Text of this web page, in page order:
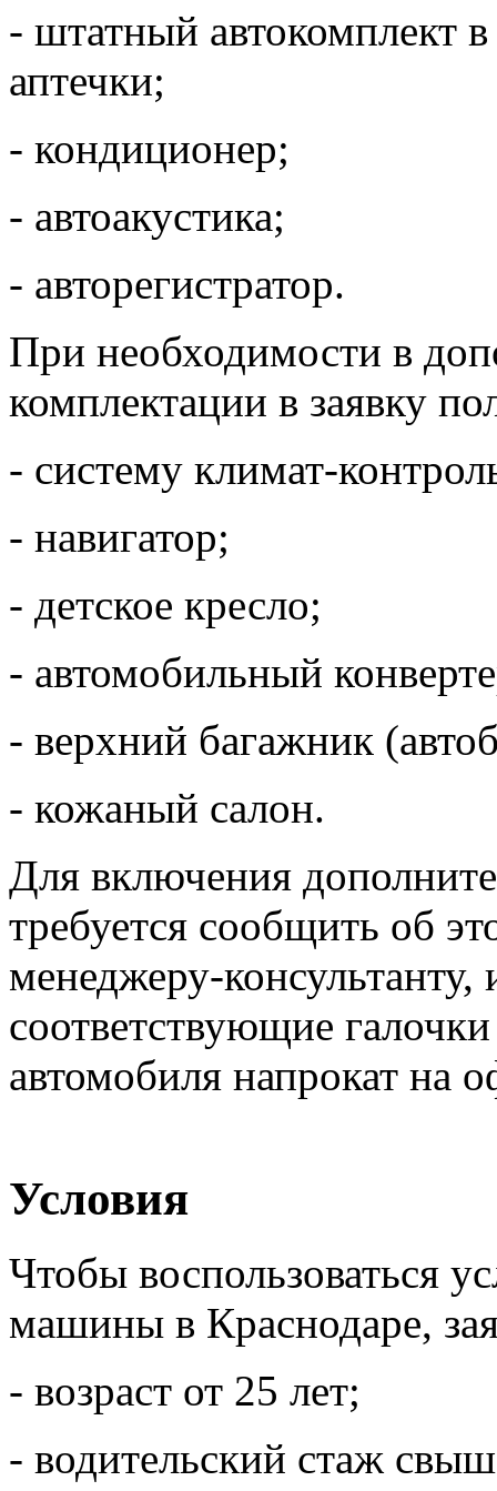
- штатный автокомплект
аптечки;
- кондиционер;
- автоакустика;
- авторегистратор.
При необходимости в
комплектации в заявку
- систему климат-
- навигатор;
- детское кресло;
- автомобильный
- верхний багажник
- кожаный салон.
Для включения
требуется сообщить об
менеджеру-консультанту,
соответствующие
автомобиля напрокат на
Условия
Чтобы воспользоваться
машины в Краснодаре,
- возраст от 25 лет;
- водительский стаж